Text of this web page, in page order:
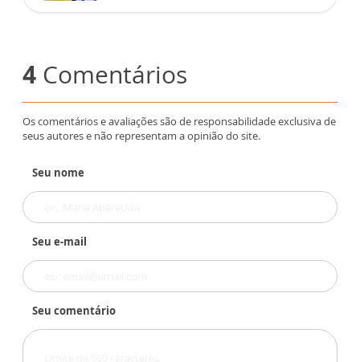
4 Comentários
Os comentários e avaliações são de responsabilidade exclusiva de
seus autores e não representam a opinião do site.
Seu nome
Seu e-mail
Seu comentário